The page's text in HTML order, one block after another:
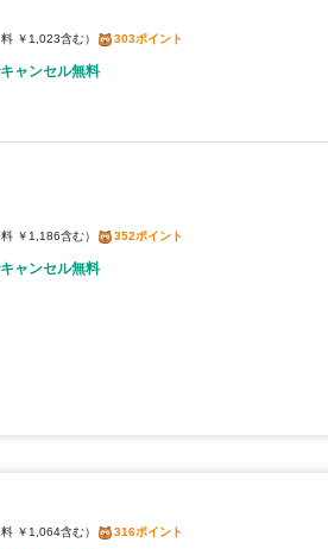
￥1,023含む 303ポイント
ャンセル無料
￥1,186含む 352ポイント
ャンセル無料
￥1,064含む 316ポイント